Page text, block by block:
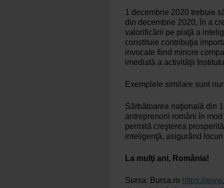
1 decembrie 2020 trebuie
din decembrie 2020, în a
valorificării pe piaţă a
constituie contribuţia
invocate fiind minore
imediată a activităţii
Exemplele similare sunt
Sărbătoarea naţională din
antreprenorii români în
permită creşterea
inteligenţă, asigurând
La mulţi ani, România!
Sursa: Bursa.ro https://